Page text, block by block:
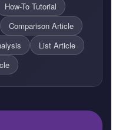
How-To Tutorial
Comparison Article
List Article